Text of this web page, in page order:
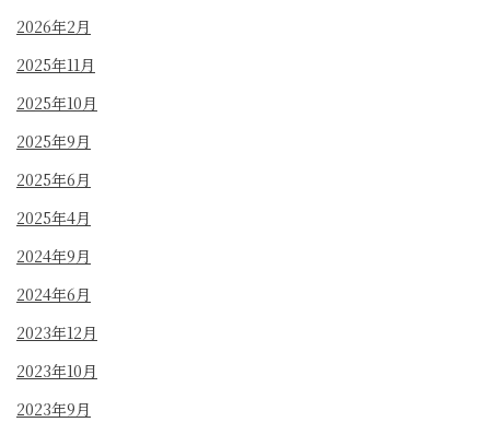
2026年2月
2025年11月
2025年10月
2025年9月
2025年6月
2025年4月
2024年9月
2024年6月
2023年12月
2023年10月
2023年9月